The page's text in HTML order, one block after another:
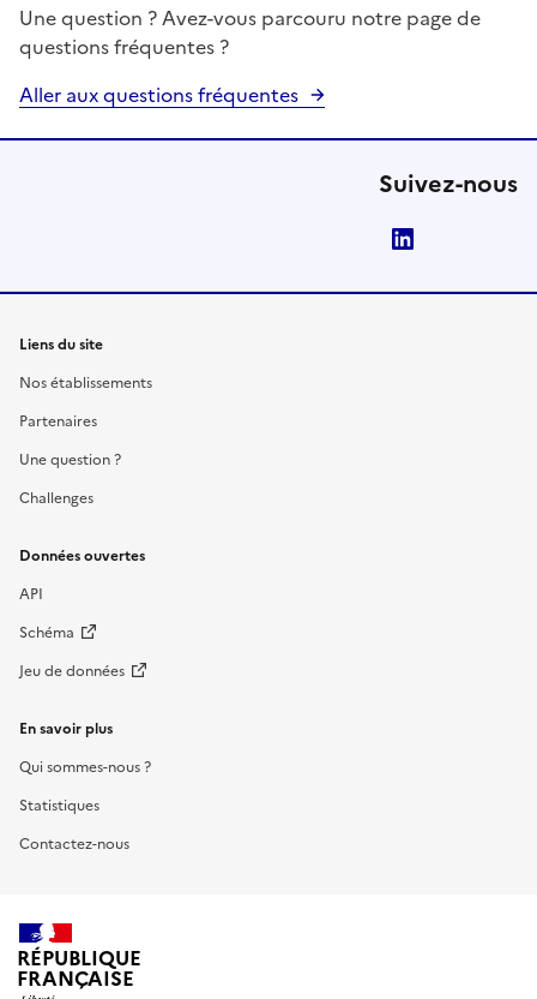
Une question ? Avez-vous parcouru notre page de
questions fréquentes ?
Aller aux questions fréquentes
Suivez-nous
Liens du site
Nos établissements
Partenaires
Une question ?
Challenges
Données ouvertes
API
Schéma
Jeu de données
En savoir plus
Qui sommes-nous ?
Statistiques
Contactez-nous
RÉPUBLIQUE
FRANÇAISE